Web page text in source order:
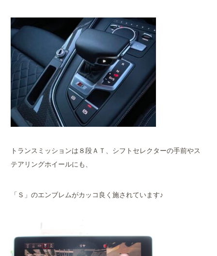
トランスミッションは８段ＡＴ、シフトセレクターの手前やス
テアリングホイールにも、
「Ｓ」のエンブレムがカッコ良く施されています♪